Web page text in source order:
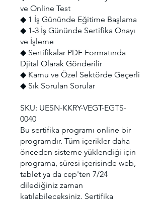
ve Online Test
◆ 1 İş Gününde Eğitime Başlama
◆ 1-3 İş Gününde Sertifika Onayı
ve İşleme
◆ Sertifikalar PDF Formatında
Djital Olarak Gönderilir
◆ Kamu ve Özel Sektörde Geçerli
◆ Sık Sorulan Sorular
SKU: UESN-KKRY-VEGT-EGTS-
0040
Bu sertifika programı online bir
programdır. Tüm içerikler daha
önceden sisteme yüklendiği için
programa, süresi içerisinde web,
tablet ya da cep'ten 7/24
dilediğiniz zaman
katılabileceksiniz. Sertifika